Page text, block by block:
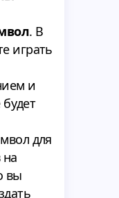
. В
играть
и
для
на
вы